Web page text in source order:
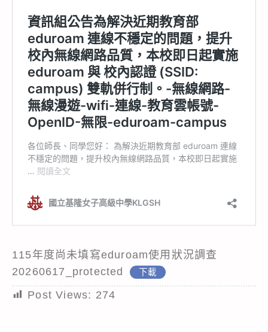
115年度尚未填寫eduroam使用狀況調查
20260617_protected
下載
Post Views: 274